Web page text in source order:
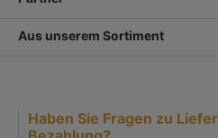
Aus unserem Sortiment
Haben Sie Fragen zu